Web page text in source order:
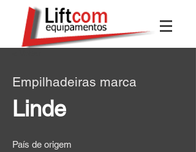
Empilhadeiras marca
Linde
País de origem